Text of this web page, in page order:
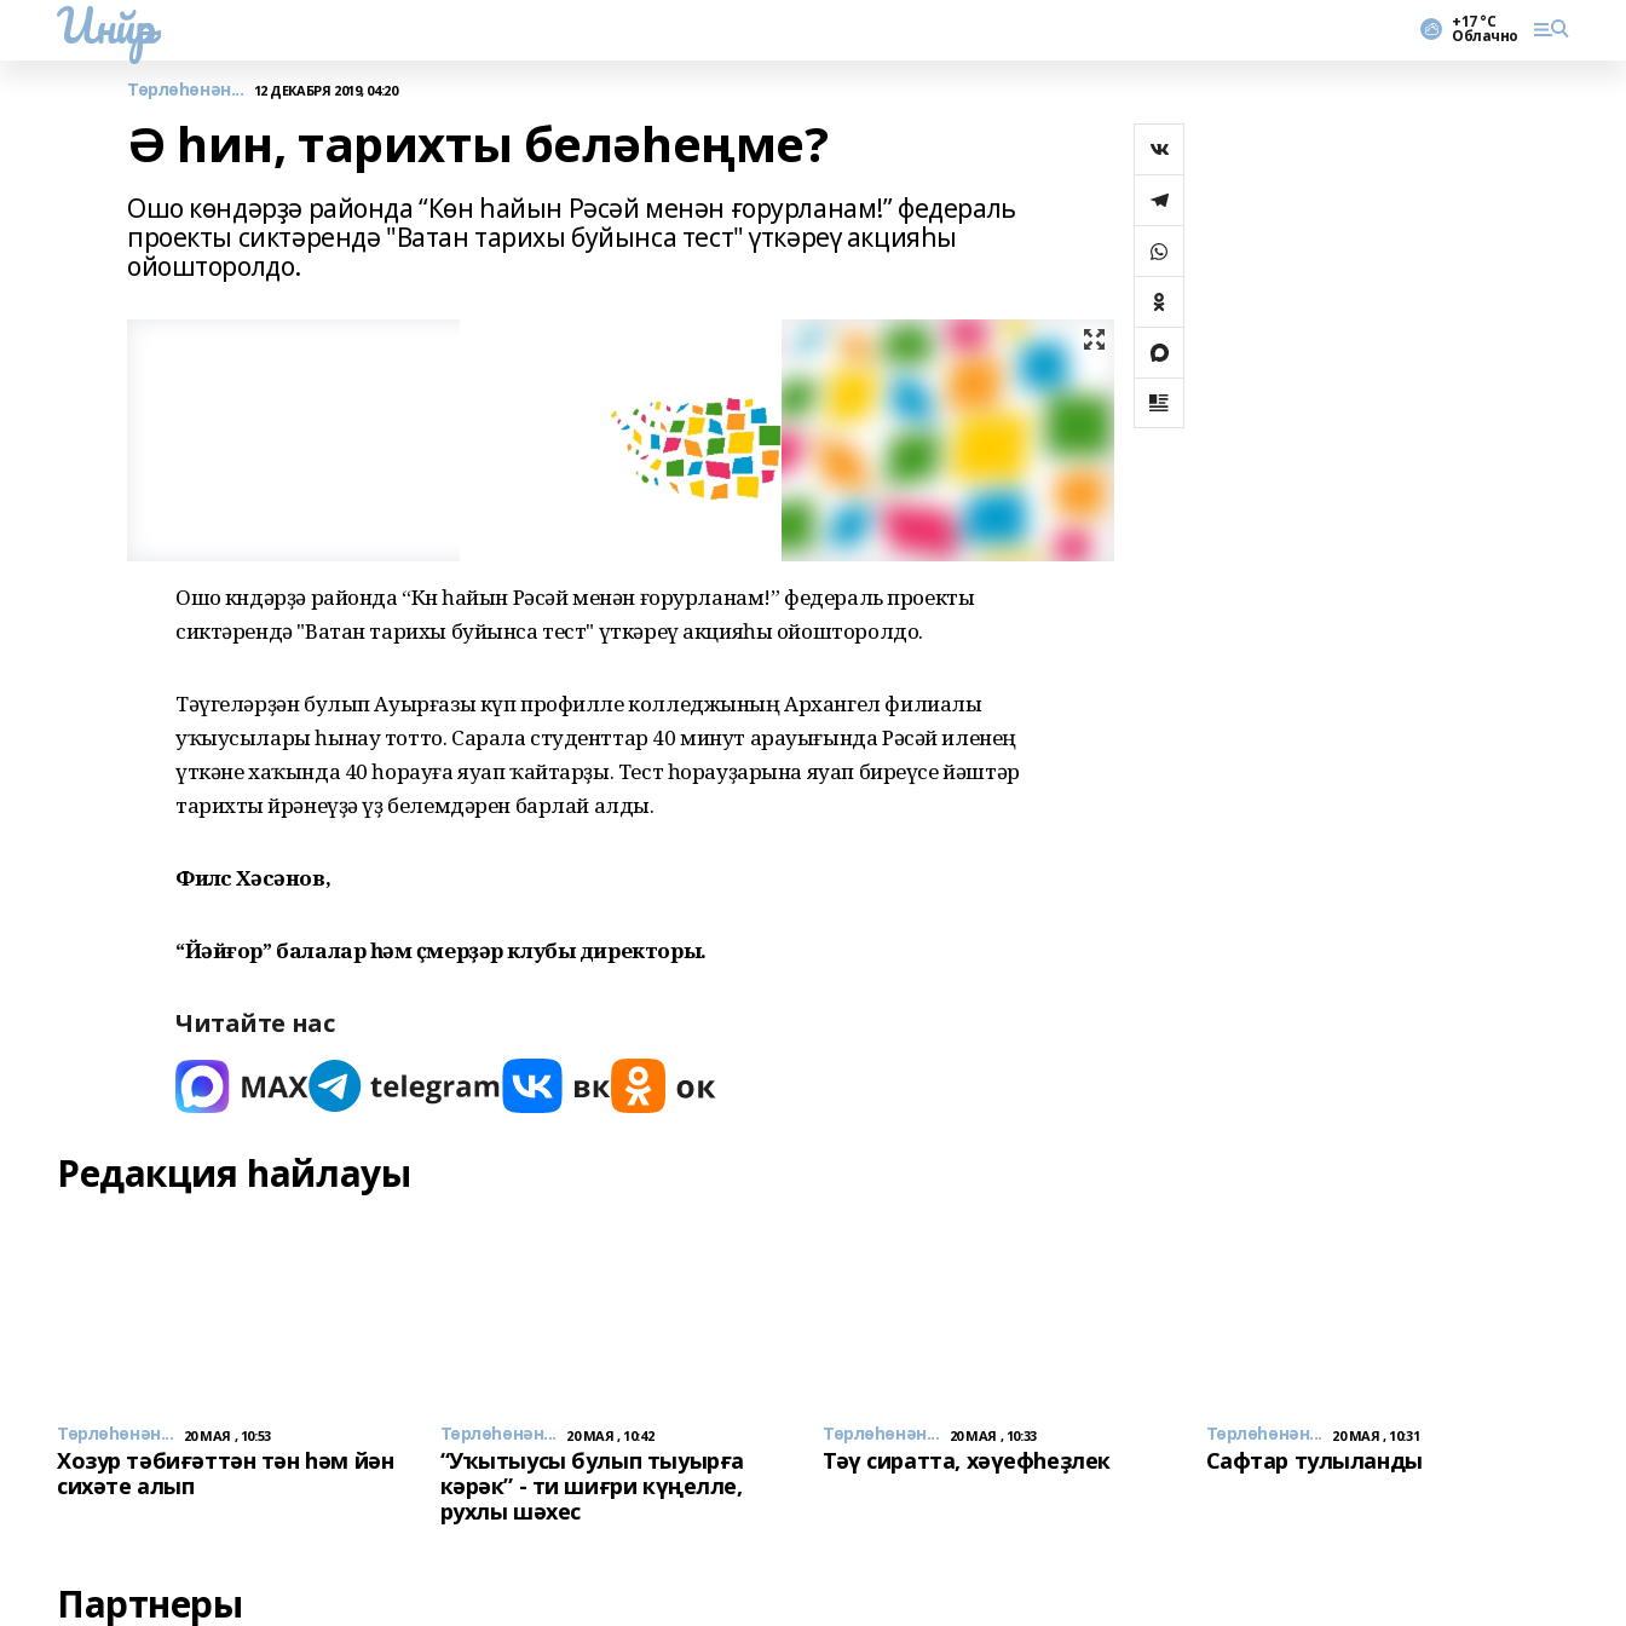
Инйәр +17 °С
Облачно
Төрлөһөнән... 12 ДЕКАБРЯ 2019, 04:20
Ә һин, тарихты беләһеңме?
Ошо көндәрҙә районда “Көн һайын Рәсәй менән ғорурланам!” федераль
проекты сиктәрендә "Ватан тарихы буйынса тест" үткәреү акцияһы
ойошторолдо.
Ошо көндәрҙә районда “Көн һайын Рәсәй менән ғорурланам!” федераль проекты
сиктәрендә "Ватан тарихы буйынса тест" үткәреү акцияһы ойошторолдо.
Тәүгеләрҙән булып Ауырғазы күп профилле колледжының Архангел филиалы
уҡыусылары һынау тотто. Сарала студенттар 40 минут арауығында Рәсәй иленең
үткәне хаҡында 40 һорауға яуап ҡайтарҙы. Тест һорауҙарына яуап биреүсе йәштәр
тарихты өйрәнеүҙә үҙ белемдәрен барлай алды.
Филүс Хәсәнов,
“Йәйғор” балалар һәм үҫмерҙәр клубы директоры.
Читайте нас
Редакция һайлауы
Төрлөһөнән... 20 МАЯ , 10:53
Хозур тәбиғәттән тән һәм йән
сихәте алып
Төрлөһөнән... 20 МАЯ , 10:42
“Уҡытыусы булып тыуырға
кәрәк” - ти шиғри күңелле,
рухлы шәхес
Төрлөһөнән... 20 МАЯ , 10:33
Тәү сиратта, хәүефһеҙлек
Төрлөһөнән... 20 МАЯ , 10:31
Сафтар тулыланды
Партнеры